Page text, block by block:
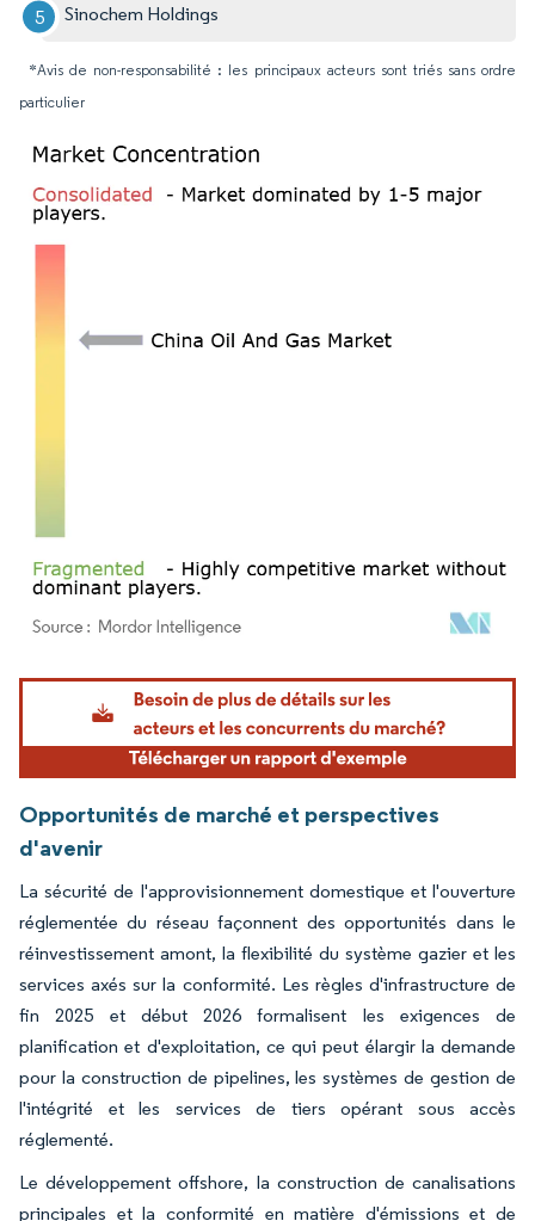
Sinochem Holdings
*Avis de non-responsabilité : les principaux acteurs sont triés sans ordre
particulier
Image © Mordor Intelligence. La réutilisation nécessite une attribution sous CC BY
Opportunités de marché et perspectives
d'avenir
La sécurité de l'approvisionnement domestique et l'ouverture
réglementée du réseau façonnent des opportunités dans le
réinvestissement amont, la flexibilité du système gazier et les
services axés sur la conformité. Les règles d'infrastructure de
fin 2025 et début 2026 formalisent les exigences de
planification et d'exploitation, ce qui peut élargir la demande
pour la construction de pipelines, les systèmes de gestion de
l'intégrité et les services de tiers opérant sous accès
réglementé.
Le développement offshore, la construction de canalisations
principales et la conformité en matière d'émissions et de